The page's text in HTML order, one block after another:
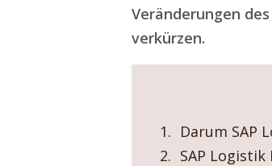
Veränderungen
verkürzen.
Darum SAP
SAP